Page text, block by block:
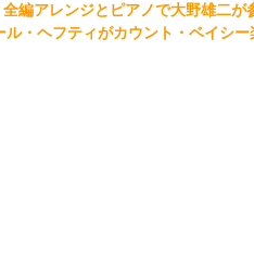
編アレンジとピアノで大野雄二が
・ヘフティがカウント・ベイシ